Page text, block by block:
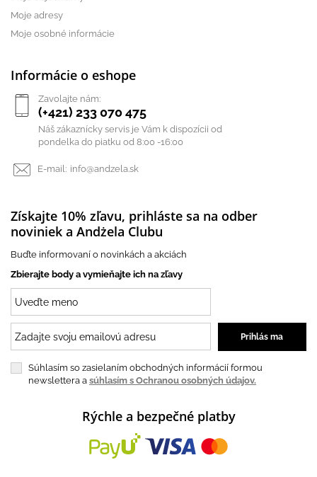
Moje adresy
Moje osobné informácie
Informácie o eshope
Zavolajte nám:
(+421) 233 070 475
Náš zákaznícky servis je Vám k dispozícii od
pondelka do piatku od 8:00 -16:00
E-mail: info@andzela.sk
Získajte 10% zľavu, prihláste sa na odber
noviniek a Andżela Clubu
Buďte informovaní o novinkách a akciách
Zbierajte body a vymieňajte ich na zľavy
Súhlasím so zasielaním obchodných informácií formou
newslettera a súhlasím s Ochranou osobných údajov.
Rýchle a bezpečné platby